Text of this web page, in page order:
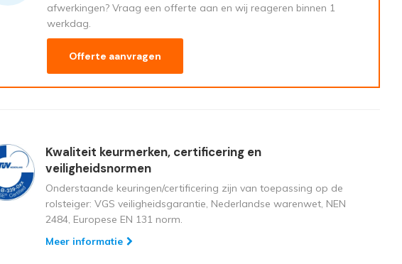
afwerkingen? Vraag een offerte aan en wij reageren binnen 1
werkdag.
Offerte aanvragen
Kwaliteit keurmerken, certificering en
veiligheidsnormen
Onderstaande keuringen/certificering zijn van toepassing op de
rolsteiger: VGS veiligheidsgarantie, Nederlandse warenwet, NEN
2484, Europese EN 131 norm.
Meer informatie